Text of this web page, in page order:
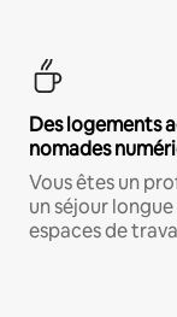
Des logements
nomades
Vous êtes un
un séjour
espaces de